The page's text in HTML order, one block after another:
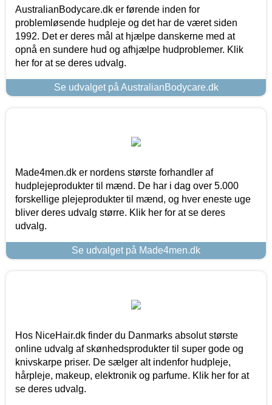
AustralianBodycare.dk er førende inden for
problemløsende hudpleje og det har de været siden
1992. Det er deres mål at hjælpe danskerne med at
opnå en sundere hud og afhjælpe hudproblemer. Klik
her for at se deres udvalg.
Se udvalget på AustralianBodycare.dk
Made4men.dk er nordens største forhandler af
hudplejeprodukter til mænd. De har i dag over 5.000
forskellige plejeprodukter til mænd, og hver eneste uge
bliver deres udvalg større. Klik her for at se deres
udvalg.
Se udvalget på Made4men.dk
Hos NiceHair.dk finder du Danmarks absolut største
online udvalg af skønhedsprodukter til super gode og
knivskarpe priser. De sælger alt indenfor hudpleje,
hårpleje, makeup, elektronik og parfume. Klik her for at
se deres udvalg.